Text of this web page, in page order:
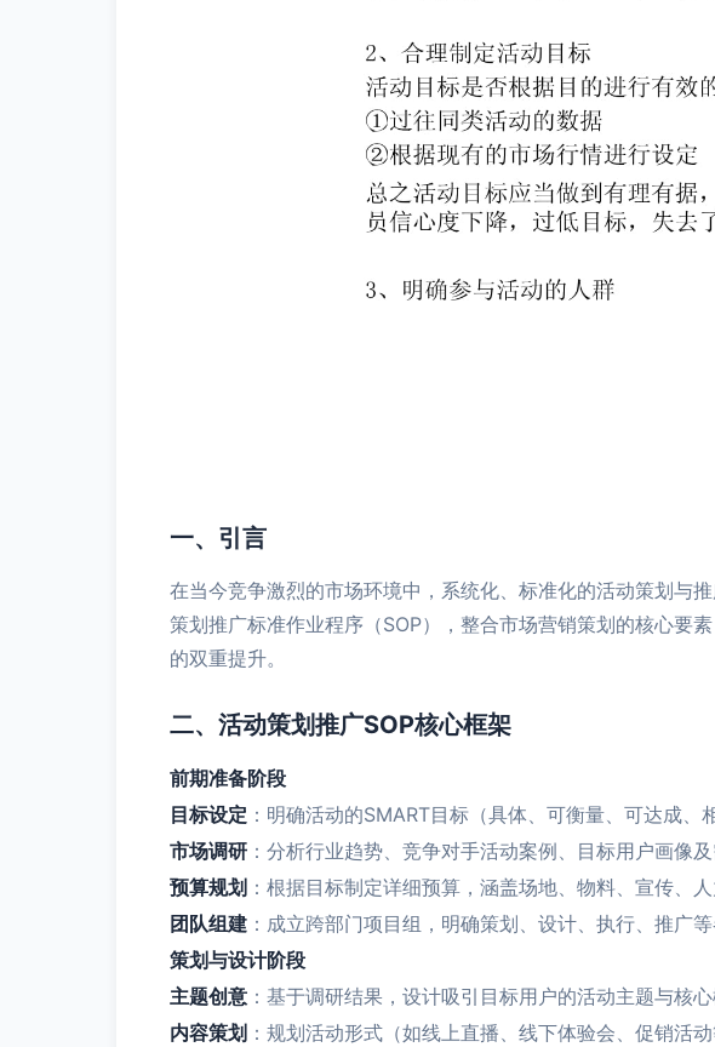
一、引言
在当今竞争激烈的市场环境中，系统化、标准化的活动策划与
策划推广标准作业程序（SOP），整合市场营销策划的核心要
的双重提升。
二、活动策划推广SOP核心框架
前期准备阶段
目标设定 ：明确活动的SMART目标（具体、可衡量、可达成
市场调研 ：分析行业趋势、竞争对手活动案例、目标用户画像
预算规划 ：根据目标制定详细预算，涵盖场地、物料、宣传、
团队组建 ：成立跨部门项目组，明确策划、设计、执行、推广
策划与设计阶段
主题创意 ：基于调研结果，设计吸引目标用户的活动主题与核
内容策划 ：规划活动形式（如线上直播、线下体验会、促销活